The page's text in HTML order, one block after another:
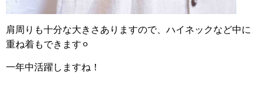
肩周りも十分な大きさありますので、ハイネックなど中に
重ね着もできます⚪︎
一年中活躍しますね！